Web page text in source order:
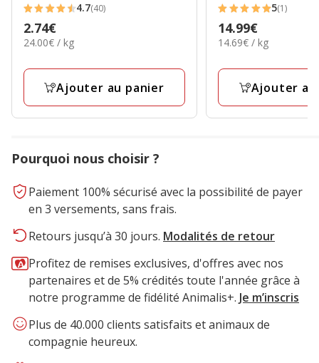
4.7
étoiles
avec
40
4.7(40)
Prix
2.74€
2.74€
24.00€
Kg
24.00€ / kg
Ajouter au panier
5
étoiles
avec
1
5(1)
Prix
14.99€
14.99€
14.69€
Kg
14.69€ / kg
Ajouter
Pourquoi nous choisir ?
Paiement 100% sécurisé avec la possibilité de payer
en 3 versements, sans frais.
Retours jusqu’à 30 jours. Modalités de retour
Profitez de remises exclusives, d'offres avec nos
partenaires et de 5% crédités toute l'année grâce à
notre programme de fidélité Animalis+. Je m’inscris
Plus de 40.000 clients satisfaits et animaux de
compagnie heureux.